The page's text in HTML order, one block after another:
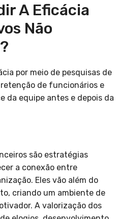
A Eficácia
Não
por meio de pesquisas de
de funcionários e
da equipe antes e depois da
são estratégias
a conexão entre
Eles vão além do
criando um ambiente de
A valorização dos